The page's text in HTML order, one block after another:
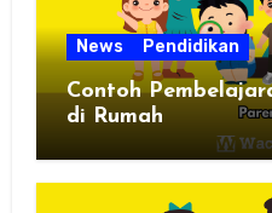
News Pendidikan
Contoh
di Rumah